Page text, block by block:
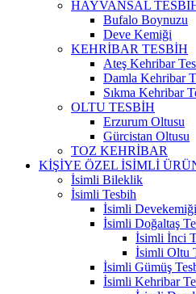
HAYVANSAL
Bufalo Boynuzu
Deve Kemiği
KEHRİBAR TESBİH
Ateş Kehribar
Damla Kehribar
Sıkma Kehribar
OLTU TESBİH
Erzurum Oltusu
Gürcistan Oltusu
TOZ KEHRİBAR
KİŞİYE ÖZEL İSİMLİ
İsimli Bileklik
İsimli Tesbih
İsimli
İsimli Doğaltaş
İsimli İnci
İsimli Oltu
İsimli Gümüş
İsimli Kehribar